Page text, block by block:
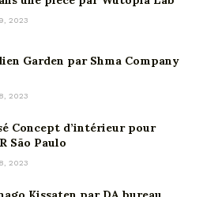
2023
Garden par Shma Company
2023
Concept d’intérieur pour
São Paulo
2023